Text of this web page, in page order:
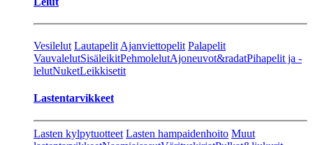
Vesilelut Lautapelit Ajanviettopelit Palapelit
VauvalelutSisäleikitPehmolelutAjoneuvot&radatPihapelit ja -
lelutNuketLeikkisetit
Lastentarvikkeet
Lasten kylpytuotteet Lasten hampaidenhoito Muut